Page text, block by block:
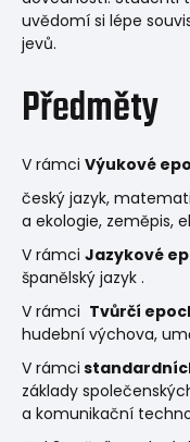
uvědomí si lépe
jevů.
Předměty
V rámci Výukové
český jazyk,
a ekologie, zeměpis,
V rámci Jazykové
španělský jazyk .
V rámci Tvůrčí
hudební výchova,
V rámci
základy
a komunikační